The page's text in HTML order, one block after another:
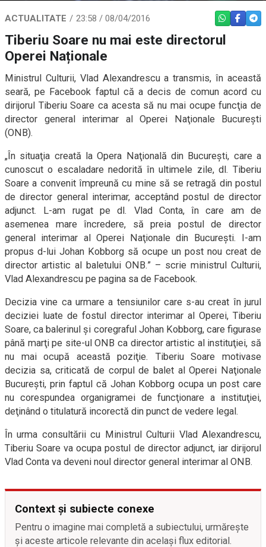
ACTUALITATE 23:58 / 08/04/2016 WHATSAPP
Tiberiu Soare nu mai este directorul
Operei Naționale
Ministrul Culturii, Vlad Alexandrescu a transmis, în această
seară, pe Facebook faptul că a decis de comun acord cu
dirijorul Tiberiu Soare ca acesta să nu mai ocupe funcţia de
director general interimar al Operei Naţionale Bucureşti
(ONB).
„În situaţia creată la Opera Naţională din Bucureşti, care a
cunoscut o escaladare nedorită în ultimele zile, dl. Tiberiu
Soare a convenit împreună cu mine să se retragă din postul
de director general interimar, acceptând postul de director
adjunct. L-am rugat pe dl. Vlad Conta, în care am de
asemenea mare încredere, să preia postul de director
general interimar al Operei Naţionale din Bucureşti. I-am
propus d-lui Johan Kobborg să ocupe un post nou creat de
director artistic al baletului ONB.” – scrie ministrul Culturii,
Vlad Alexandrescu pe pagina sa de Facebook.
Decizia vine ca urmare a tensiunilor care s-au creat în jurul
deciziei luate de fostul director interimar al Operei, Tiberiu
Soare, ca balerinul şi coregraful Johan Kobborg, care figurase
până marţi pe site-ul ONB ca director artistic al instituţiei, să
nu mai ocupă această poziţie. Tiberiu Soare motivase
decizia sa, criticată de corpul de balet al Operei Naţionale
Bucureşti, prin faptul că Johan Kobborg ocupa un post care
nu corespundea organigramei de funcţionare a instituţiei,
deţinând o titulatură incorectă din punct de vedere legal.
În urma consultării cu Ministrul Culturii Vlad Alexandrescu,
Tiberiu Soare va ocupa postul de director adjunct, iar dirijorul
Vlad Conta va deveni noul director general interimar al ONB.
Context și subiecte conexe
Pentru o imagine mai completă a subiectului, urmărește
și aceste articole relevante din același flux editorial.